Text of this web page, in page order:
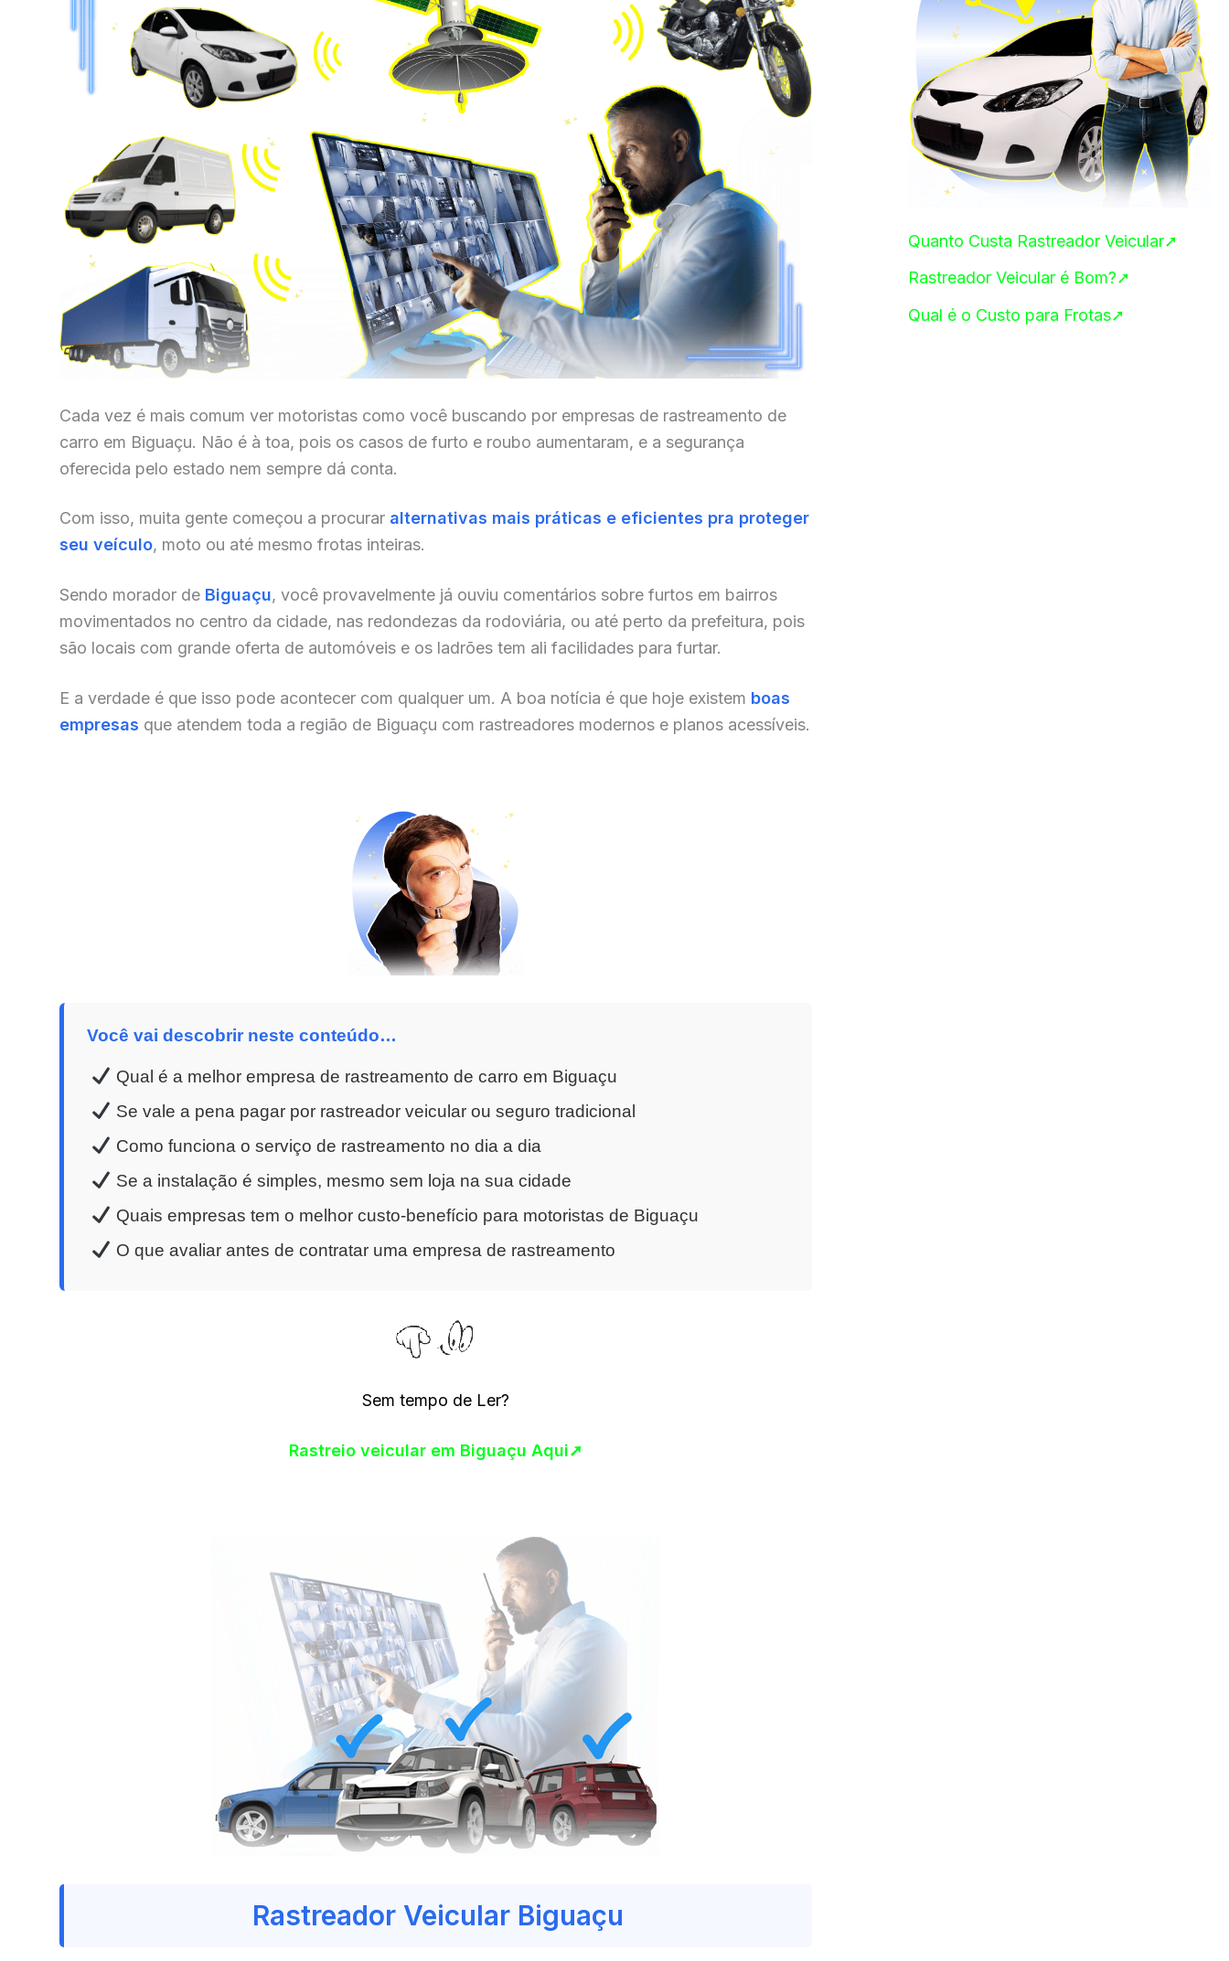
Cada vez é mais comum ver motoristas como você buscando por empresas de rastreamento de
carro em Biguaçu. Não é à toa, pois os casos de furto e roubo aumentaram, e a segurança
oferecida pelo estado nem sempre dá conta.
Com isso, muita gente começou a procurar alternativas mais práticas e eficientes pra proteger
seu veículo, moto ou até mesmo frotas inteiras.
Sendo morador de Biguaçu, você provavelmente já ouviu comentários sobre furtos em bairros
movimentados no centro da cidade, nas redondezas da rodoviária, ou até perto da prefeitura, pois
são locais com grande oferta de automóveis e os ladrões tem ali facilidades para furtar.
E a verdade é que isso pode acontecer com qualquer um. A boa notícia é que hoje existem boas
empresas que atendem toda a região de Biguaçu com rastreadores modernos e planos acessíveis.
Você vai descobrir neste conteúdo…
Qual é a melhor empresa de rastreamento de carro em Biguaçu
Se vale a pena pagar por rastreador veicular ou seguro tradicional
Como funciona o serviço de rastreamento no dia a dia
Se a instalação é simples, mesmo sem loja na sua cidade
Quais empresas tem o melhor custo-benefício para motoristas de Biguaçu
O que avaliar antes de contratar uma empresa de rastreamento
Sem tempo de Ler?
Rastreio veicular em Biguaçu Aqui➚
Rastreador Veicular Biguaçu
Quanto Custa Rastreador Veicular➚
Rastreador Veicular é Bom?➚
Qual é o Custo para Frotas➚